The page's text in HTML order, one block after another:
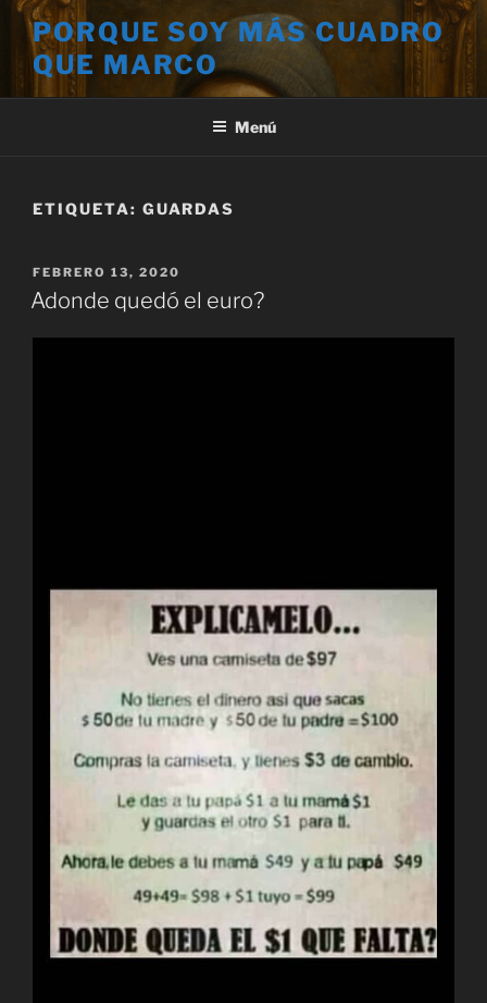
Saltar
contenido
PORQUE SOY MÁS CUADRO
QUE MARCO
Menú
ETIQUETA: GUARDAS
PUBLICADO
EL
FEBRERO 13, 2020
Adonde quedó el euro?